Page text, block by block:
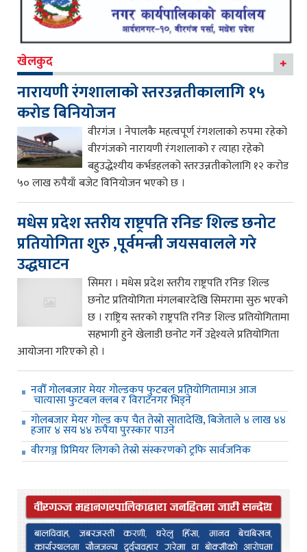
खेलकुद
नारायणी रंगशालाको स्तरउन्नतीकालागि १५
करोड बिनियोजन
वीरगंज । नेपालकै महत्वपूर्ण रंगशलाको रुपमा रहेको
वीरगंजको नारायणी रंगशालाको र त्याहा रहेको
बहुउद्धेश्यीय कर्भडहलको स्तरउन्नतीकोलागि १२ करोड
५० लाख रुपैयाँ बजेट विनियोजन भएको छ ।
मधेस प्रदेश स्तरीय राष्ट्रपति रनिङ शिल्ड छनोट
प्रतियोगिता शुरु ,पूर्वमन्त्री जयसवालले गरे
उद्धघाटन
सिमरा । मधेस प्रदेश स्तरीय राष्ट्रपति रनिङ शिल्ड
छनोट प्रतियोगिता मंगलबारदेखि सिमरामा सुरु भएको
छ । राष्ट्रिय स्तरको राष्ट्रपति रनिङ शिल्ड प्रतियोगितामा
सहभागी हुने खेलाडी छनोट गर्ने उद्देश्यले प्रतियोगिता
आयोजना गरिएको हो ।
नवौँ गोलबजार मेयर गोल्डकप फुटबल प्रतियोगितामाअ आज
चात्यासा फुटबल क्लब र विराटनगर भिड्ने
गोलबजार मेयर गोल्ड कप चैत तेस्रो सातादेखि, बिजेताले ४ लाख ४४
हजार ४ सय ४४ रुपैया पुरस्कार पाउने
वीरगञ्ज प्रिमियर लिगको तेस्रो संस्करणको ट्रफि सार्वजनिक